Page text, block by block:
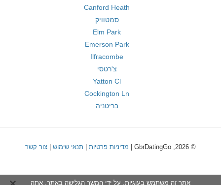
Canford Heath
סמטוויק
Elm Park
Emerson Park
Ilfracombe
צ'רטסי
Yatton Cl
Cockington Ln
בריטניה
© 2026, GbrDatingGo | מדיניות פרטיות תנאי שימוש צור קשר
אתר זה משתמש בעוגיות. על ידי המשך הגלישה באתר, אתה